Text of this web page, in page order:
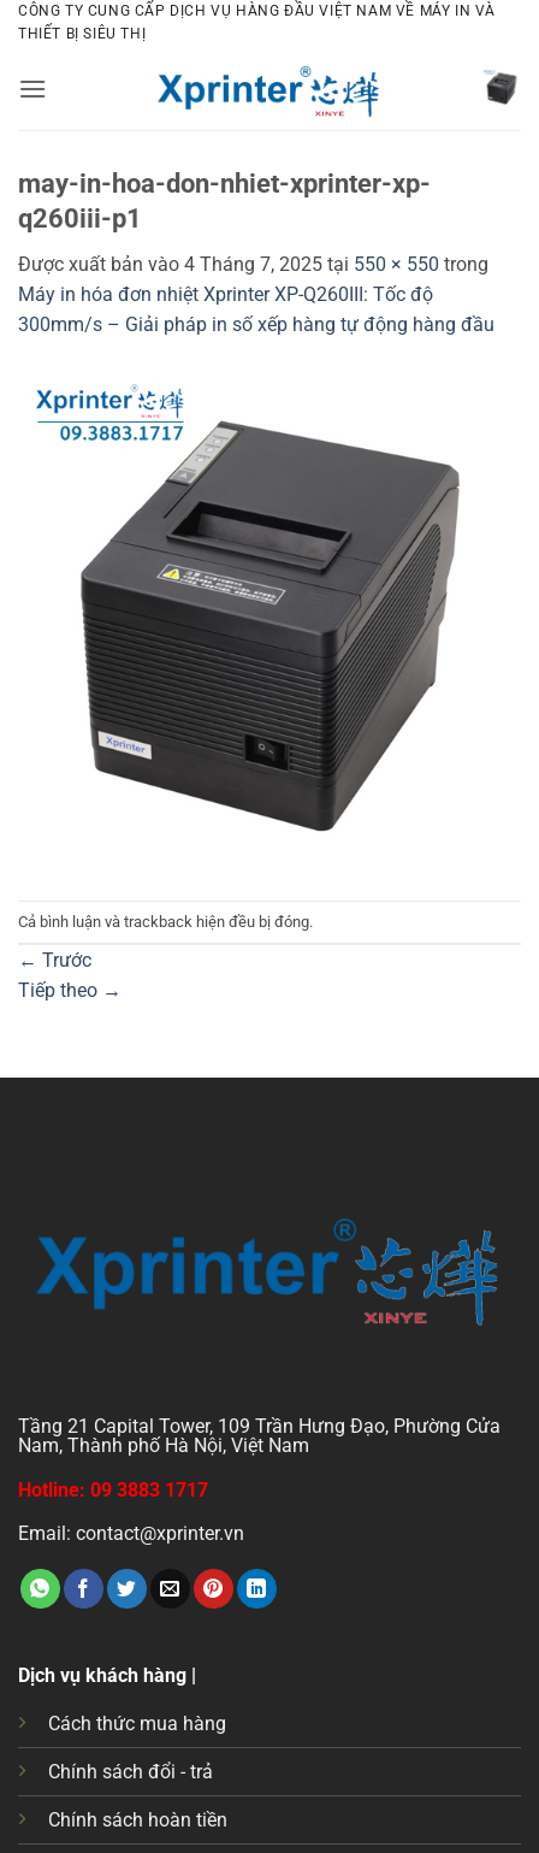
Bỏ
qua
dung
CÔNG TY CUNG CẤP DỊCH VỤ HÀNG ĐẦU VIỆT NAM VỀ MÁY IN VÀ
THIẾT BỊ SIÊU THỊ
may-in-hoa-don-nhiet-xprinter-xp-
q260iii-p1
Được xuất bản vào 4 Tháng 7, 2025 tại 550 × 550 trong
Máy in hóa đơn nhiệt Xprinter XP-Q260III: Tốc độ
300mm/s – Giải pháp in số xếp hàng tự động hàng đầu
Cả bình luận và trackback hiện đều bị đóng.
← Trước
Tiếp theo →
Tầng 21 Capital Tower, 109 Trần Hưng Đạo, Phường Cửa
Nam, Thành phố Hà Nội, Việt Nam
Hotline: 09 3883 1717
Email: contact@xprinter.vn
Dịch vụ khách hàng |
Cách thức mua hàng
Chính sách đổi - trả
Chính sách hoàn tiền